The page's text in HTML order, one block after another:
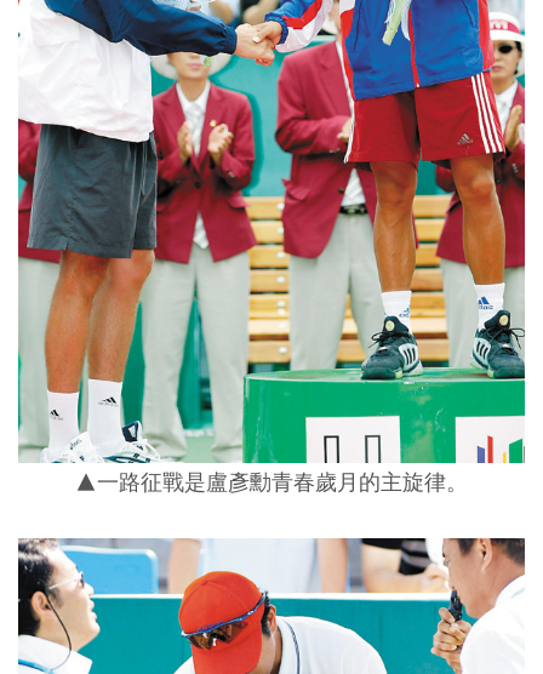
▲一路征戰是盧彥勳青春歲月的主旋律。